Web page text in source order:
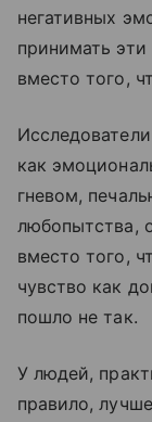
негативных
принимать
вместо того,
как
гневом,
любопытства,
вместо того,
чувство как
пошло не так.
У людей,
правило,